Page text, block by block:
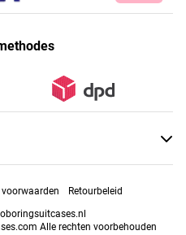
Retourbeleid
Alle rechten voorbehouden